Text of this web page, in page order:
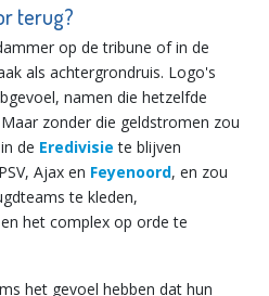
terug?
op de tribune of in de
als achtergrondruis. Logo's
namen die hetzelfde
zonder die geldstromen zou
de Eredivisie te blijven
Ajax en Feyenoord, en zou
te kleden,
het complex op orde te
het gevoel hebben dat hun